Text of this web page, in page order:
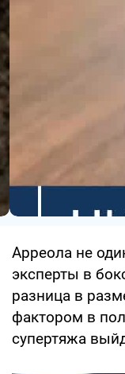
Арреола не
эксперты в
разница в
фактором в
супертяжа